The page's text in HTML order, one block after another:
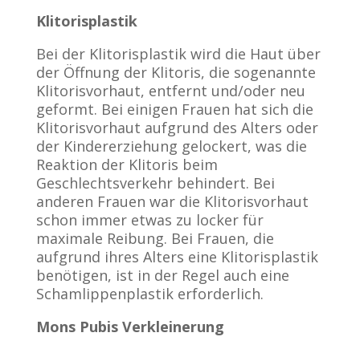
Klitorisplastik
Bei der Klitorisplastik wird die Haut über
der Öffnung der Klitoris, die sogenannte
Klitorisvorhaut, entfernt und/oder neu
geformt. Bei einigen Frauen hat sich die
Klitorisvorhaut aufgrund des Alters oder
der Kindererziehung gelockert, was die
Reaktion der Klitoris beim
Geschlechtsverkehr behindert. Bei
anderen Frauen war die Klitorisvorhaut
schon immer etwas zu locker für
maximale Reibung. Bei Frauen, die
aufgrund ihres Alters eine Klitorisplastik
benötigen, ist in der Regel auch eine
Schamlippenplastik erforderlich.
Mons Pubis Verkleinerung